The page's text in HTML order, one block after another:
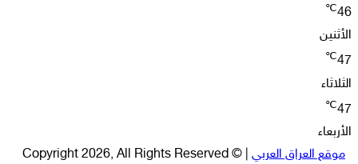
46
℃
الأثنين
47
℃
الثلاثاء
47
℃
الأربعاء
موقع العراق العربي | © Copyright 2026, All Rights Reserved